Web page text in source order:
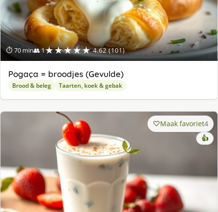
⏱ 70 min👥 1★★★★★ 4.62 (101)
Pogaça = broodjes (Gevulde)
Brood & beleg Taarten, koek & gebak
Maak favoriet4
👍